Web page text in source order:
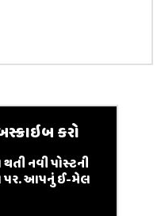
કરો
નવી પોસ્ટની
આપનું ઈ-મેલ